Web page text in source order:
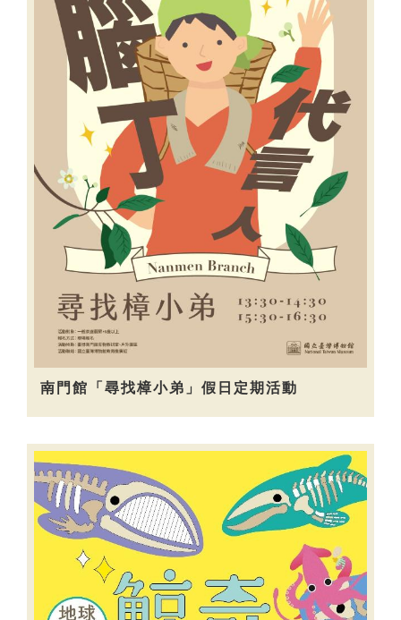
南門館「尋找樟小弟」假日定期活動